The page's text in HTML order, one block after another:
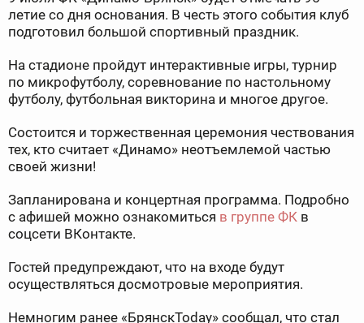
летие со дня основания. В честь этого события клуб
подготовил большой спортивный праздник.
На стадионе пройдут интерактивные игры, турнир
по микрофутболу, соревнование по настольному
футболу, футбольная викторина и многое другое.
Состоится и торжественная церемония чествования
тех, кто считает «Динамо» неотъемлемой частью
своей жизни!
Запланирована и концертная программа. Подробно
с афишей можно ознакомиться в группе ФК в
соцсети ВКонтакте.
Гостей предупреждают, что на входе будут
осуществляться досмотровые мероприятия.
Немногим ранее «БрянскToday» сообщал, что стал